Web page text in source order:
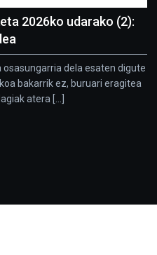
2026ko udarako (2):
dela esaten digute
bakarrik ez, buruari eragitea
atera [...]